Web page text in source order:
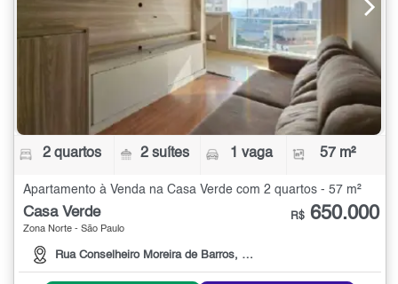
2 quartos 2 suítes 1 vaga 57 m²
Apartamento à Venda na Casa Verde com 2 quartos - 57 m²
Casa Verde
Zona Norte - São Paulo
Rua Conselheiro Moreira de Barros, 2399
R$ 650.000